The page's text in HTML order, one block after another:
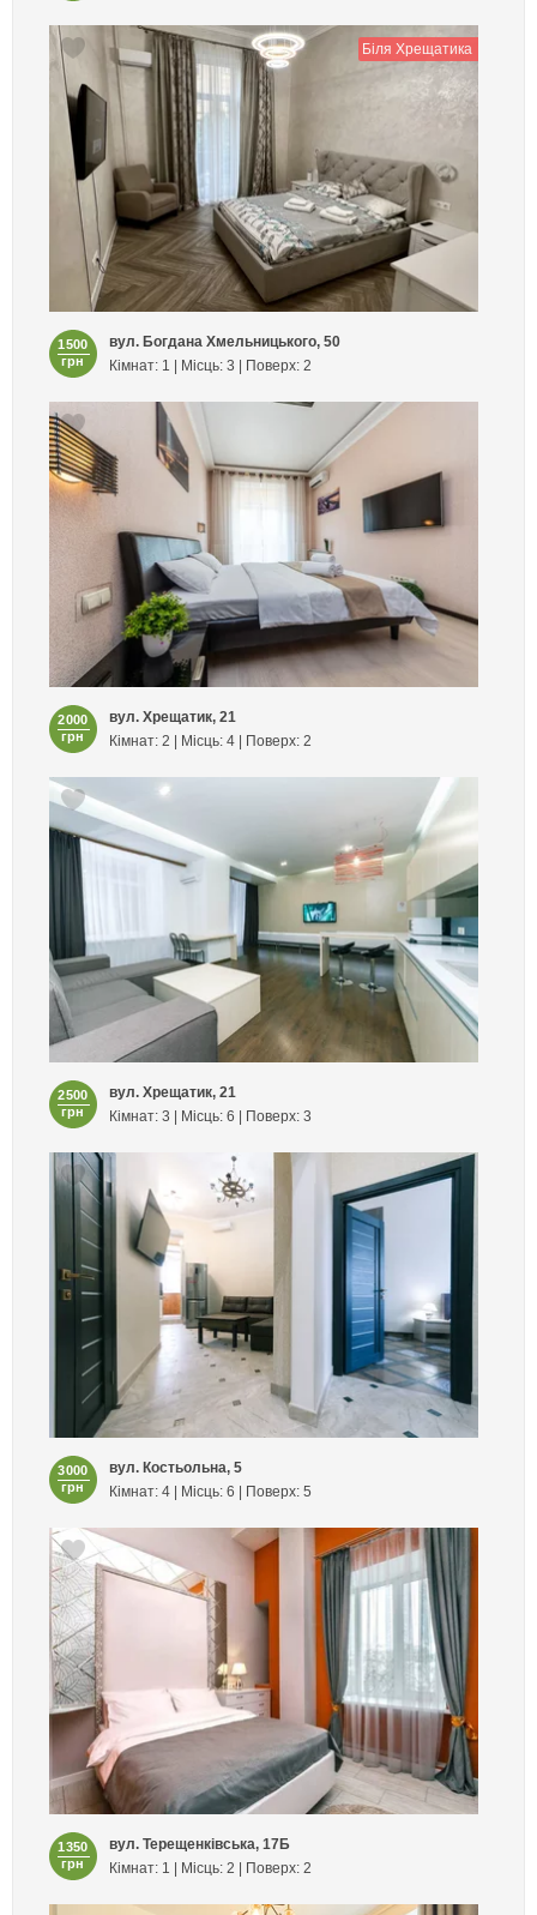
Біля Хрещатика
1500
грн
вул. Богдана Хмельницького, 50
Кімнат: 1 | Місць: 3 | Поверх: 2
2000
грн
вул. Хрещатик, 21
Кімнат: 2 | Місць: 4 | Поверх: 2
2500
грн
вул. Хрещатик, 21
Кімнат: 3 | Місць: 6 | Поверх: 3
3000
грн
вул. Костьольна, 5
Кімнат: 4 | Місць: 6 | Поверх: 5
1350
грн
вул. Терещенківська, 17Б
Кімнат: 1 | Місць: 2 | Поверх: 2